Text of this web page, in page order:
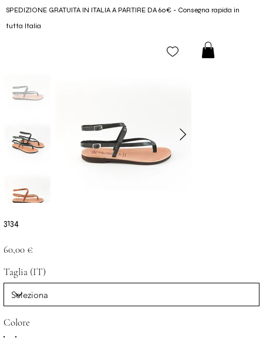
SPEDIZIONE GRATUITA IN ITALIA A PARTIRE DA 60€ - Consegna rapida in
tutta Italia
3134
Prezzo
60,00 €
Taglia (IT)
Colore